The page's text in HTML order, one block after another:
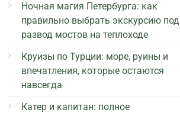
Ночная магия Петербурга: как
правильно выбрать экскурсию под
развод мостов на теплоходе
Круизы по Турции: море, руины и
впечатления, которые остаются
навсегда
Катер и капитан: полное